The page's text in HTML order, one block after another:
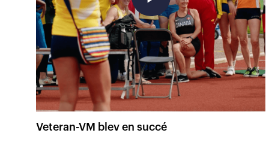
Veteran-VM blev en succé